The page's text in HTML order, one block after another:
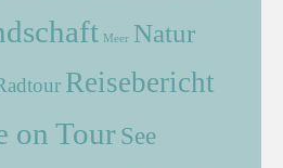
Meer Natur
Reisebericht
on Tour See